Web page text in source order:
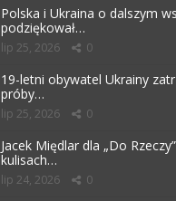
Polska i Ukraina o dalszym
podziękował…
lip 25, 2026 0
19-letni obywatel Ukrainy
próby…
lip 25, 2026 0
Jacek Międlar dla „Do
kulisach…
lip 24, 2026 0